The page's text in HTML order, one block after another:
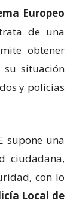
Europeo
de una
obtener
su situación
y policías
supone una
ciudadana,
con lo
Local de